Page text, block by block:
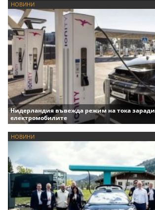
НОВИНИ
Нидерландия въвежда режим на тока заради
електромобилите
НОВИНИ